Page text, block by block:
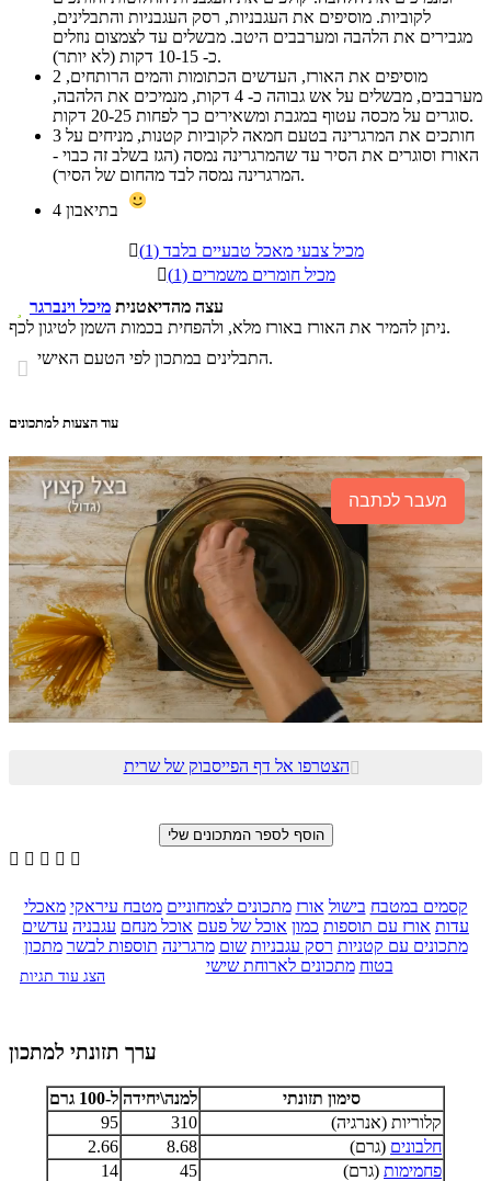
לקוביות. מוסיפים את העגבניות, רסק העגבניות והתבלינים,
מגבירים את הלהבה ומערבבים היטב. מבשלים עד לצמצום נוזלים
כ- 10-15 דקות (לא יותר).
2
מערבבים, מבשלים על אש גבוהה כ- 4 דקות, מנמיכים את הלהבה,
סוגרים על מכסה עטוף במגבת ומשאירים כך לפחות 20-25 דקות.
3
האורז וסוגרים את הסיר עד שהמרגרינה נמסה (הגז בשלב זה כבוי -
המרגרינה נמסה לבד מהחום של הסיר).
4

מכיל צבעי מאכל טבעיים בלבד (1)

מכיל חומרים משמרים (1)
עצה מהדיאטנית מיכל וינברגר
ניתן להמיר את האורז באורז מלא, ולהפחית בכמות השמן לטיגון לכף.
 התבלינים במתכון לפי הטעם האישי.
עוד הצעות למתכונים
מעבר לכתבה
הצטרפו אל דף הפייסבוק של שרית
    
קסמים במטבח בישול אורז מתכונים לצמחוניים מטבח עיראקי מאכלי
עדות אורז עם תוספות כמון אוכל של פעם אוכל מנחם עגבניה עדשים
מתכונים עם קטניות רסק עגבניות שום מרגרינה תוספות לבשר מתכון
בטוח מתכונים לארוחת שישי
הצג עוד תגיות
ערך תזונתי למתכון
סימון תזונתי למנה\יחידה ל-100 גרם
קלוריות (אנרגיה)
310
95
חלבונים (גרם) 8.68
2.66
פחמימות (גרם) 45
14